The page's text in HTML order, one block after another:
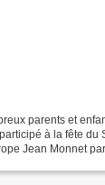
parents et
à la fête du
Jean Monnet